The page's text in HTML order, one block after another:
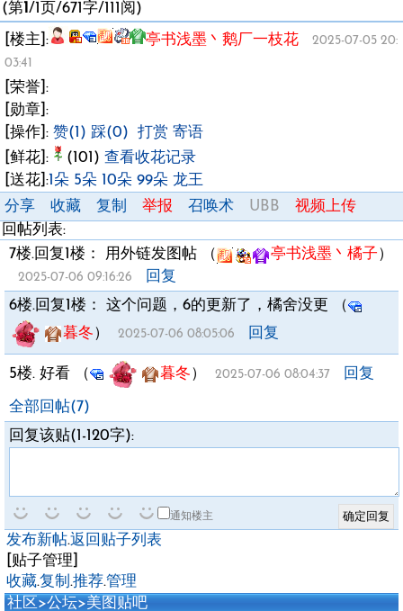
(第1 /1页/671字/111阅)
[楼主]: 亭书浅墨丶鹅厂一枝花
2025-07-05 20:
03:41
[荣誉]:
[勋章]:
[操作]: 赞(1) 踩(0) 打赏 寄语
[鲜花]:
(101) 查看收花记录
[送花]:1朵 5朵 10朵 99朵 龙王
分享
收藏 复制 举报 召唤术 UBB
视频上传
回帖列表:
7楼.回复1楼： 用外链发图帖 （ 亭书浅墨丶橘子 ）
2025-07-06 09:16:26
回复
6楼.回复1楼： 这个问题，6的更新了，橘舍没更
（
暮冬 ） 2025-07-06 08:05:06 回复
5楼. 好看 （ 暮冬 ） 2025-07-06 08:04:37 回复
全部回帖(7)
回复该贴(1-120字):
通知楼主
发布新帖.返回贴子列表
[贴子管理]
收藏.复制 .推荐.管理
社区 >公坛>美图贴吧